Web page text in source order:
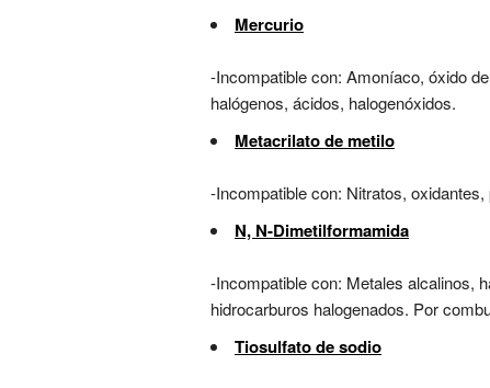
Mercurio
-Incompatible con: Amoníaco, óxido
halógenos, ácidos, halogenóxidos.
Metacrilato de metilo
-Incompatible con: Nitratos,
N, N-Dimetilformamida
-Incompatible con: Metales alcalinos,
hidrocarburos halogenados. Por
Tiosulfato de sodio